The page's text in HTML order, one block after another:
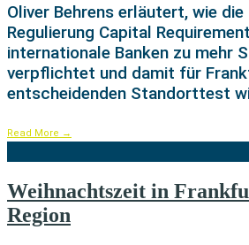
Oliver Behrens erläutert, wie die
Regulierung Capital
internationale Banken zu mehr
verpflichtet und damit für
entscheidenden Standorttest
Read More →
Weihnachtszeit in
Region